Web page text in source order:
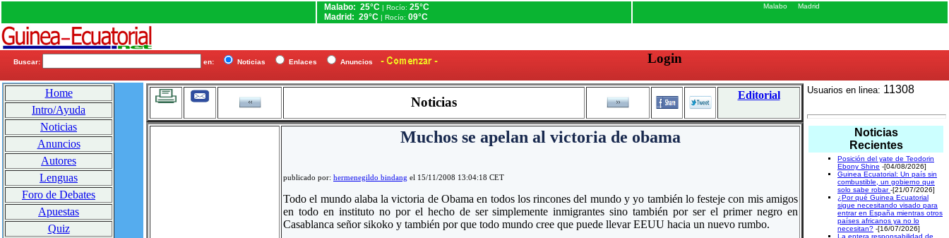
Malabo: 25°C | Rocío: 25°C
Madrid: 29°C | Rocío: 09°C
Malabo Madrid
Buscar: en: Noticias Enlaces Anuncios Login
Home
Intro/Ayuda
Noticias
Anuncios
Autores
Lenguas
Foro de Debates
Apuestas
Quiz
Noticias Editorial
Muchos se apelan al victoria de obama
publicado por: hermenegildo bindang el 15/11/2008 13:04:18 CET
Todo el mundo alaba la victoria de Obama en todos los rincones del mundo y yo también lo festeje con mis amigos
en todo en instituto no por el hecho de ser simplemente inmigrantes sino también por ser el primer negro en
Casablanca señor sikoko y también por que todo mundo cree que puede llevar EEUU hacia un nuevo rumbo.
Usuarios en linea: 11308
Noticias
Recientes
Posición del yate de Teodorin
Ebony Shine -[04/08/2026]
Guinea Ecuatorial: Un país sin
combustible, un gobierno que
solo sabe robar-[21/07/2026]
¿Por qué Guinea Ecuatorial
sigue necesitando visado para
entrar en España mientras otros
países africanos ya no lo
necesitan? -[16/07/2026]
La entera responsabilidad de